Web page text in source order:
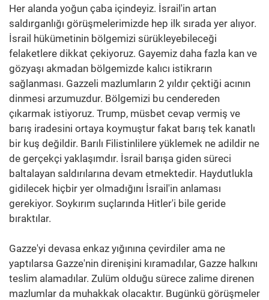
Her alanda yoğun çaba içindeyiz. İsrail'in artan
saldırganlığı görüşmelerimizde hep ilk sırada yer alıyor.
İsrail hükümetinin bölgemizi sürükleyebileceği
felaketlere dikkat çekiyoruz. Gayemiz daha fazla kan ve
gözyaşı akmadan bölgemizde kalıcı istikrarın
sağlanması. Gazzeli mazlumların 2 yıldır çektiği acının
dinmesi arzumuzdur. Bölgemizi bu cendereden
çıkarmak istiyoruz. Trump, müsbet cevap vermiş ve
barış iradesini ortaya koymuştur fakat barış tek kanatlı
bir kuş değildir. Barılı Filistinlilere yüklemek ne adildir ne
de gerçekçi yaklaşımdır. İsrail barışa giden süreci
baltalayan saldırılarına devam etmektedir. Haydutlukla
gidilecek hiçbir yer olmadığını İsrail'in anlaması
gerekiyor. Soykırım suçlarında Hitler'i bile geride
bıraktılar.
Gazze'yi devasa enkaz yığınına çevirdiler ama ne
yaptılarsa Gazze'nin direnişini kıramadılar, Gazze halkını
teslim alamadılar. Zulüm olduğu sürece zalime direnen
mazlumlar da muhakkak olacaktır. Bugünkü görüşmeler